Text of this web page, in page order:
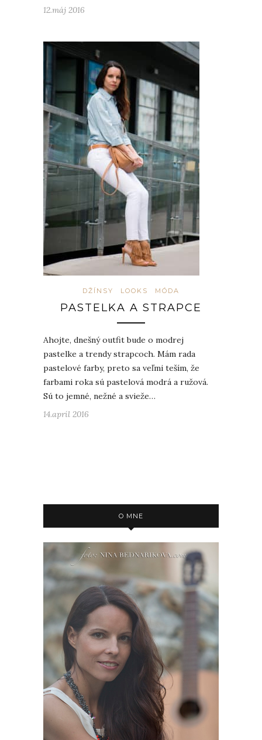
12.máj 2016
DŽÍNSY LOOKS MÓDA
PASTELKA A STRAPCE
Ahojte, dnešný outfit bude o modrej
pastelke a trendy strapcoch. Mám rada
pastelové farby, preto sa veľmi teším, že
farbami roka sú pastelová modrá a ružová.
Sú to jemné, nežné a svieže…
14.apríl 2016
O MNE